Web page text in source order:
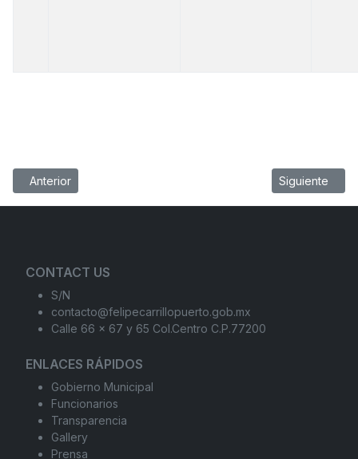
Artículo anterior: REQUISITOS PARA REGISTRO DE DEFUNCIÓN
Anterior Artículo
Siguiente
CONTACT US
S/N
contacto@felipecarrillopuerto.gob.mx
Calle 66 x 67 y 65 Col.Centro C.P.77200
ENLACES RÁPIDOS
Gobierno Municipal
Funcionarios
Transparencia
Gallery
Prensa